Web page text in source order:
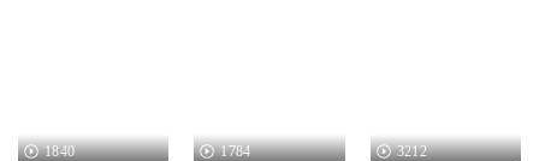
1840 1784 3212